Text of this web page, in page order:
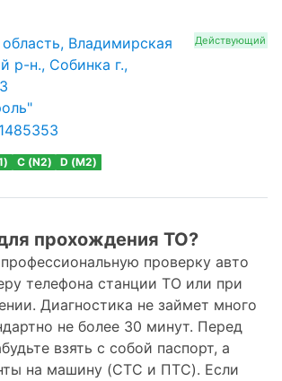
Владимирская
р-н., Собинка г.,
C (N2) D (M2)
Действующий
прохождения ТО?
проверку авто
телефона станции ТО или при
Диагностика не займет много
не более 30 минут. Перед
взять с собой паспорт, а
на машину (СТС и ПТС). Если